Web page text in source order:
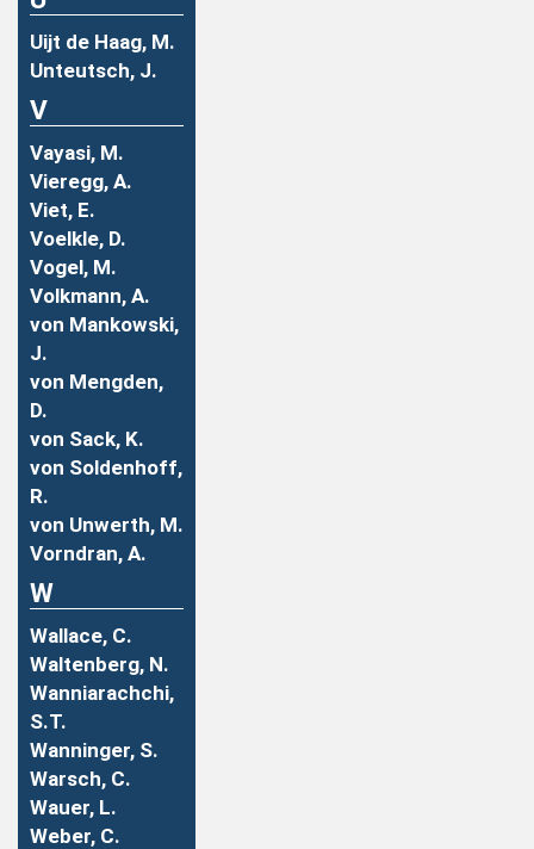
Uijt de Haag, M.
Unteutsch, J.
V
Vayasi, M.
Vieregg, A.
Viet, E.
Voelkle, D.
Vogel, M.
Volkmann, A.
von Mankowski,
J.
von Mengden,
D.
von Sack, K.
von Soldenhoff,
R.
von Unwerth, M.
Vorndran, A.
W
Wallace, C.
Waltenberg, N.
Wanniarachchi,
S.T.
Wanninger, S.
Warsch, C.
Wauer, L.
Weber, C.